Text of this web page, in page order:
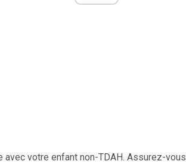
votre enfant non-TDAH. Assurez-